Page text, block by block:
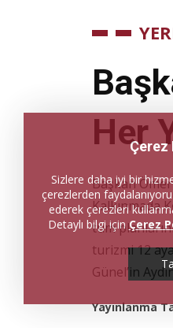
Her
Başkan
Kalkınmada
tüm
turizmi 12
Günel’in
Yayınlanma
Çerez
Sizlere daha iyi bir
çerezlerden
ederek çerezleri
Detaylı bilgi içinÇerez